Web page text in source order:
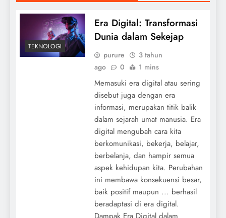
TEKNOLOGI
Era Digital: Transformasi
Dunia dalam Sekejap
purure
3 tahun
ago
0 1 mins
Memasuki era digital atau sering
disebut juga dengan era
informasi, merupakan titik balik
dalam sejarah umat manusia. Era
digital mengubah cara kita
berkomunikasi, bekerja, belajar,
berbelanja, dan hampir semua
aspek kehidupan kita. Perubahan
ini membawa konsekuensi besar,
baik positif maupun ... berhasil
beradaptasi di era digital.